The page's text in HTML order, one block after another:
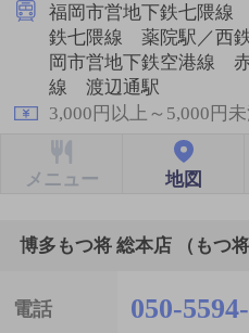
福岡市営地下鉄七隈線
鉄七隈線 薬院駅／西
岡市営地下鉄空港線
線 渡辺通駅
3,000円以上～5,000円
メニュー 地図
博多もつ将 総本店 （もつ
電話 050-